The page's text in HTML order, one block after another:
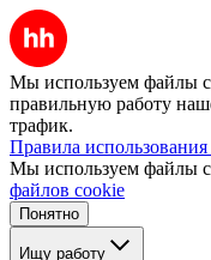
Мы используем файлы
правильную работу
трафик.
Правила
Мы используем файлы
файлов cookie
Понятно
Ищу работу